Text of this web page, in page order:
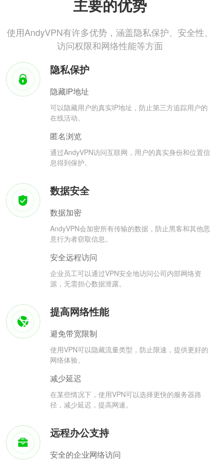
主要的优势
使用AndyVPN有许多优势，涵盖隐私保护、安全性、
访问权限和网络性能等方面
隐私保护
隐藏IP地址
可以隐藏用户的真实IP地址，防止第三方追踪用户的
在线活动。
匿名浏览
通过AndyVPN访问互联网，用户的真实身份和位置信
息得到保护。
数据安全
数据加密
AndyVPN会加密所有传输的数据，防止黑客和其他恶
意行为者窃取信息。
安全远程访问
企业员工可以通过VPN安全地访问公司内部网络资
源，无需担心数据泄露。
提高网络性能
避免带宽限制
使用VPN可以隐藏流量类型，防止限速，提供更好的
网络体验。
减少延迟
在某些情况下，使用VPN可以选择更快的服务器路
径，减少延迟，提高网速。
远程办公支持
安全的企业网络访问